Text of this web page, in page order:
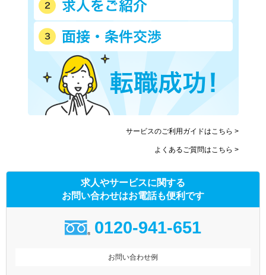
サービスのご利用ガイドはこちら >
よくあるご質問はこちら >
求人やサービスに関する
お問い合わせはお電話も便利です
0120-941-651
お問い合わせ例